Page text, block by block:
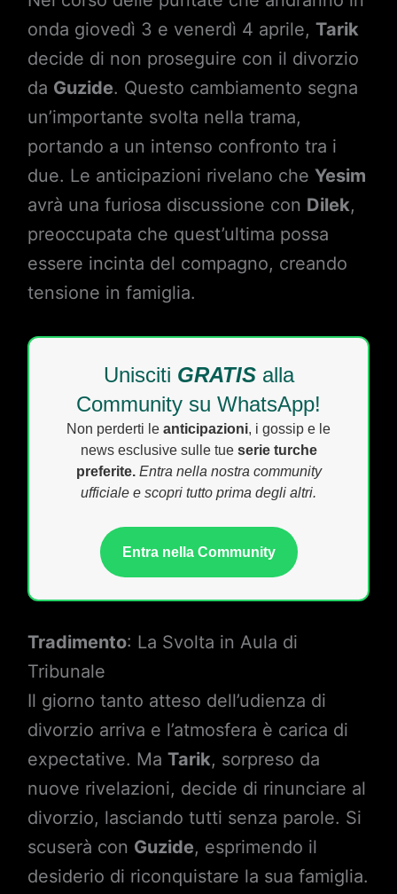
onda giovedì 3 e venerdì 4 aprile, Tarik
decide di non proseguire con il divorzio
da Guzide. Questo cambiamento segna
un’importante svolta nella trama,
portando a un intenso confronto tra i
due. Le anticipazioni rivelano che Yesim
avrà una furiosa discussione con Dilek,
preoccupata che quest’ultima possa
essere incinta del compagno, creando
tensione in famiglia.
Unisciti GRATISalla
Community su WhatsApp!
Non perderti le anticipazioni, i gossip e le
news esclusive sulle tue serie turche
preferite. Entra nella nostra community
ufficiale e scopri tutto prima degli altri.
Entra nella Community
Tradimento: La Svolta in Aula di
Tribunale
Il giorno tanto atteso dell’udienza di
divorzio arriva e l’atmosfera è carica di
expectative. Ma Tarik, sorpreso da
nuove rivelazioni, decide di rinunciare al
divorzio, lasciando tutti senza parole. Si
scuserà con Guzide, esprimendo il
desiderio di riconquistare la sua famiglia.